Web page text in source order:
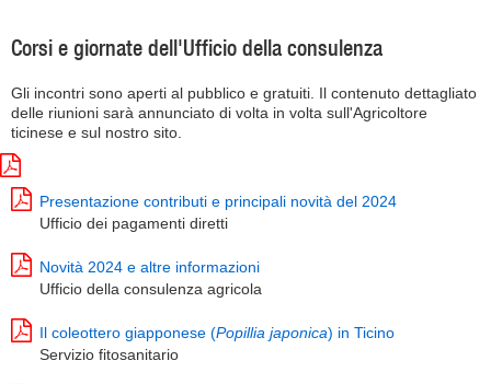
Corsi e giornate dell'Ufficio della consulenza
Gli incontri sono aperti al pubblico e gratuiti. Il contenuto dettagliato
delle riunioni sarà annunciato di volta in volta sull'Agricoltore
ticinese e sul nostro sito.
Presentazione contributi e principali novità del 2024
Ufficio dei pagamenti diretti
Novità 2024 e altre informazioni
Ufficio della consulenza agricola
Il coleottero giapponese (Popillia japonica) in Ticino
Servizio fitosanitario